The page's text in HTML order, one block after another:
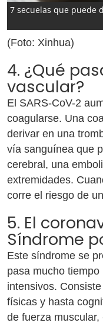
7 secuelas que puede
(Foto: Xinhua)
4. ¿Qué
vascular?
El SARS-CoV-2
coagularse. Una
derivar en una
vía sanguínea que
cerebral, una
extremidades.
corre el riesgo de
5. El
Síndrome
Este síndrome se
pasa mucho
intensivos.
físicas y hasta
de fuerza